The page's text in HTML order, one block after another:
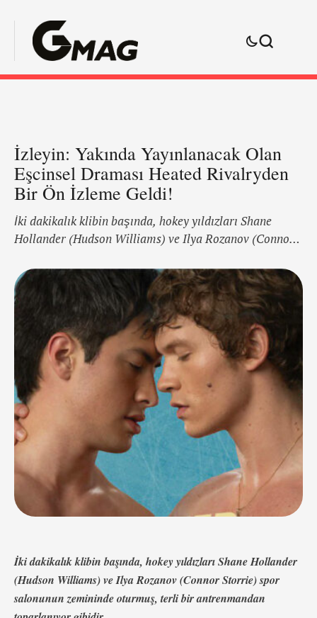
İzleyin: Yakında Yayınlanacak Olan
Eşcinsel Draması Heated Rivalryden
Bir Ön İzleme Geldi!
İki dakikalık klibin başında, hokey yıldızları Shane
Hollander (Hudson Williams) ve Ilya Rozanov (Connor
antrenmandan toparlanıyor gibidir. “Ne lanet bir
gündü, ha?” diye nefes verir Ilya. Shane ise “Evet,
tamamen,” diye ekler. Ilya, Shane’e bunun “hayal ettiği
her şey” olup olmadığını sorduğunda, Shane muzipçe
“Neredeyse,” diye karşılık verir. …
İki dakikalık klibin başında, hokey yıldızları Shane Hollander
(Hudson Williams) ve Ilya Rozanov (Connor Storrie) spor
salonunun zemininde oturmuş, terli bir antrenmandan